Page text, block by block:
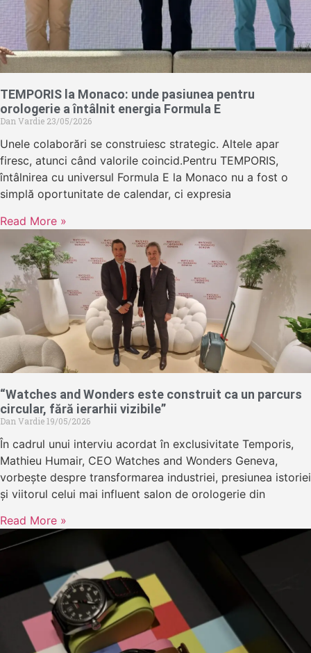
TEMPORIS la Monaco: unde pasiunea pentru
orologerie a întâlnit energia Formula E
Dan Vardie 23/05/2026
Unele colaborări se construiesc strategic. Altele apar
firesc, atunci când valorile coincid.Pentru TEMPORIS,
întâlnirea cu universul Formula E la Monaco nu a fost o
simplă oportunitate de calendar, ci expresia
Read More »
“Watches and Wonders este construit ca un parcurs
circular, fără ierarhii vizibile”
Dan Vardie19/05/2026
În cadrul unui interviu acordat în exclusivitate Temporis,
Mathieu Humair, CEO Watches and Wonders Geneva,
vorbește despre transformarea industriei, presiunea istoriei
și viitorul celui mai influent salon de orologerie din
Read More »